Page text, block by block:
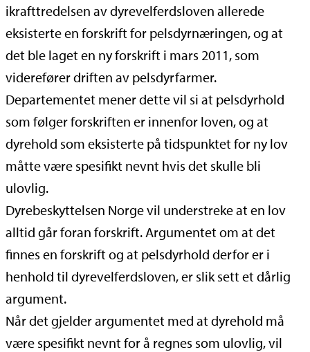
ikrafttredelsen av dyrevelferdsloven allerede
eksisterte en forskrift for pelsdyrnæringen, og at
det ble laget en ny forskrift i mars 2011, som
viderefører driften av pelsdyrfarmer.
Departementet mener dette vil si at pelsdyrhold
som følger forskriften er innenfor loven, og at
dyrehold som eksisterte på tidspunktet for ny lov
måtte være spesifikt nevnt hvis det skulle bli
ulovlig.
Dyrebeskyttelsen Norge vil understreke at en lov
alltid går foran forskrift. Argumentet om at det
finnes en forskrift og at pelsdyrhold derfor er i
henhold til dyrevelferdsloven, er slik sett et dårlig
argument.
Når det gjelder argumentet med at dyrehold må
være spesifikt nevnt for å regnes som ulovlig, vil